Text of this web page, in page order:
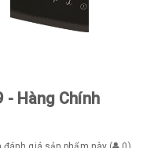
- Hàng Chính